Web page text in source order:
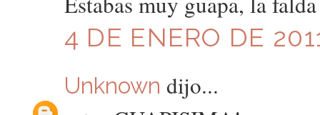
4 DE ENERO DE
Unknown dijo...